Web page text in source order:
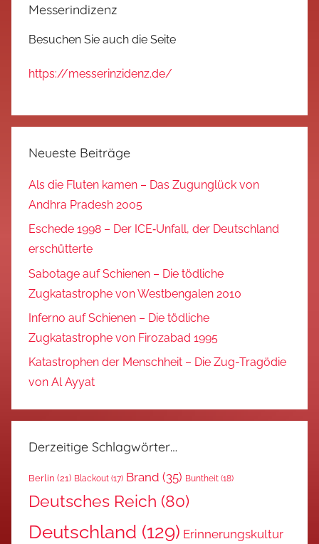
Messerindizenz
Besuchen Sie auch die Seite
https://messerinzidenz.de/
Neueste Beiträge
Als die Fluten kamen – Das Zugunglück von
Andhra Pradesh 2005
Eschede 1998 – Der ICE‑Unfall, der Deutschland
erschütterte
Sabotage auf Schienen – Die tödliche
Zugkatastrophe von Westbengalen 2010
Inferno auf Schienen – Die tödliche
Zugkatastrophe von Firozabad 1995
Katastrophen der Menschheit – Die Zug-Tragödie
von Al Ayyat
Derzeitige Schlagwörter…
Berlin (21) Blackout (17) Brand (35) Buntheit (18)
Deutsches Reich (80)
Deutschland (129) Erinnerungskultur